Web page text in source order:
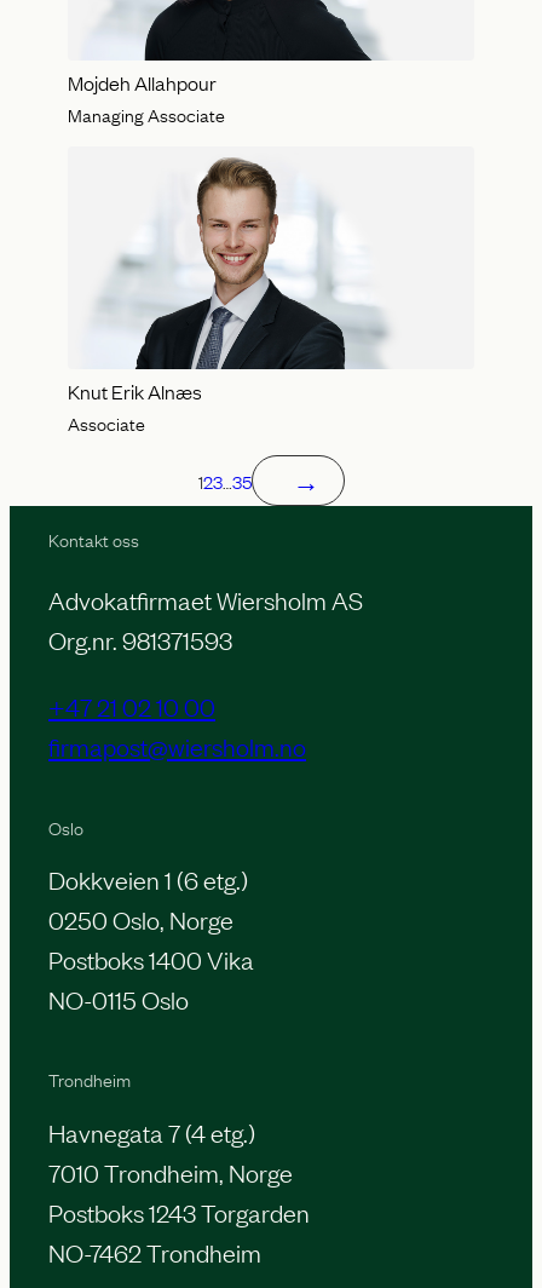
Mojdeh Allahpour
Managing Associate
Knut Erik Alnæs
Associate
123… 35 →
Kontakt oss
Advokatfirmaet Wiersholm AS
Org.nr. 981371593
+47 21 02 10 00
firmapost@wiersholm.no
Oslo
Dokkveien 1 (6 etg.)
0250 Oslo, Norge
Postboks 1400 Vika
NO-0115 Oslo
Trondheim
Havnegata 7 (4 etg.)
7010 Trondheim, Norge
Postboks 1243 Torgarden
NO-7462 Trondheim